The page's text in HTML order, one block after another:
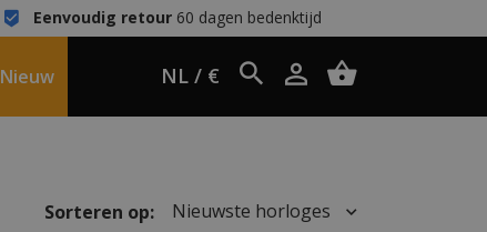
Eenvoudig retour60 dagen bedenktijd
Nieuw NL / €
Sorteren op: Nieuwste horloges